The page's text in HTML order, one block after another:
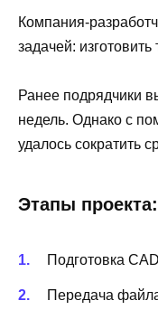
Компания-
задачей:
Ранее подрядчики
недель. Однако с
удалось сократить
Этапы проекта:
Подготовка
Передача